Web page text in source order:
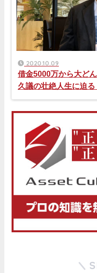
2020.10.09
借金5000万から大ど
久議の壮絶人生に迫る